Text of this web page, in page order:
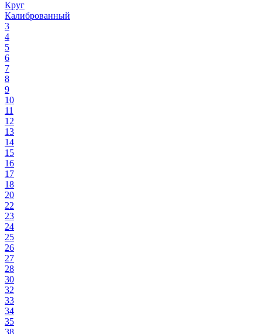
Круг
Калиброванный
3
4
5
6
7
8
9
10
11
12
13
14
15
16
17
18
20
22
23
24
25
26
27
28
30
32
33
34
35
38